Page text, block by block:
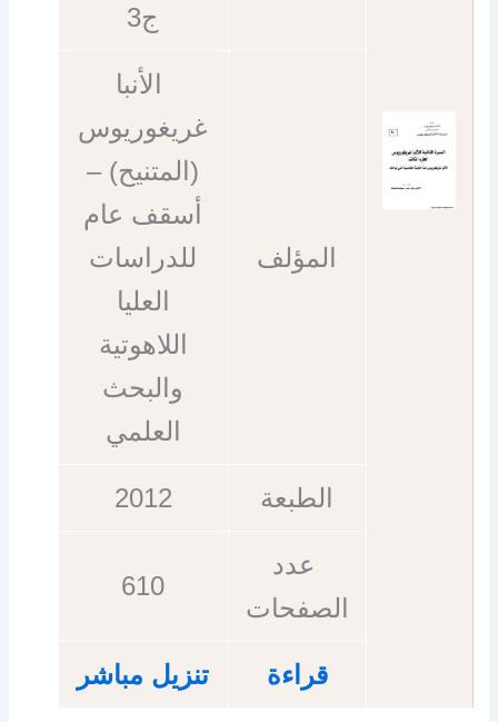
ج3
المؤلف
الأنبا
غريغوريوس
(المتنيح) –
أسقف عام
للدراسات
العليا
اللاهوتية
والبحث
العلمي
الطبعة 2012
عدد
الصفحات
610
قراءة تنزيل مباشر